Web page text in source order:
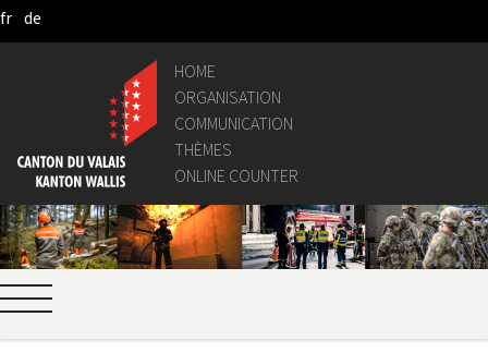
Skip to Main Content
fr de
HOME
ORGANISATION
COMMUNICATION
THÈMES
ONLINE COUNTER